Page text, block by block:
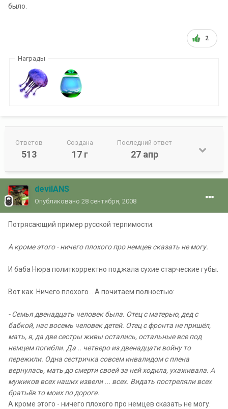
было.
2
Награды
Ответов
513
Создана
17 г
Последний ответ
27 апр
devilANS
Опубликовано 28 сентября, 2008
Потрясающий пример русской терпимости:
А кроме этого - ничего плохого про немцев сказать не могу.
И баба Нюра политкорректно поджала сухие старческие губы.
Вот как. Ничего плохого... А почитаем полностью:
- Семья двенадцать человек была. Отец с матерью, дед с
бабкой, нас восемь человек детей. Отец с фронта не пришёл,
мать, я, да две сестры живы остались, остальные все под
немцем погибли. Да .. четверо из двенадцати войну то
пережили. Одна сестричка совсем инвалидом с плена
вернулась, мать до смерти своей за ней ходила, ухаживала. А
мужиков всех наших извели ... всех. Видать постреляли всех
братьёв то моих по дороге.
А кроме этого - ничего плохого про немцев сказать не могу.